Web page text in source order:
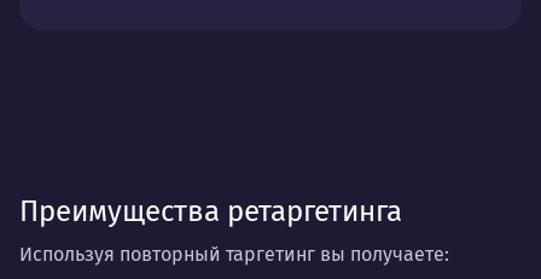
Преимущества ретаргетинга
Используя повторный таргетинг вы получаете: